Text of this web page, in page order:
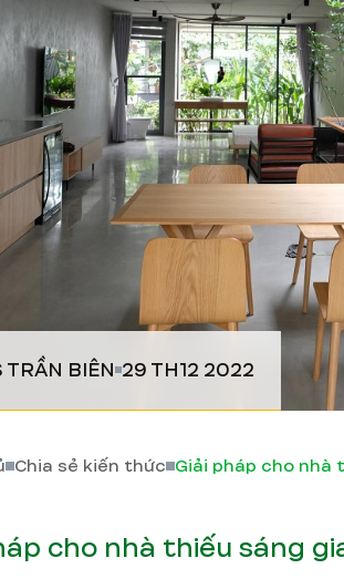
TRẦN BIÊN 29 TH12 2022
Chia sẻ kiến thức
cho nhà thiếu sáng